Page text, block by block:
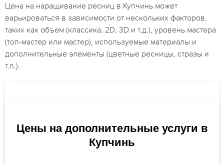
Цена на наращивание ресниц в Купчинь может
варьироваться в зависимости от нескольких факторов,
таких как объем (классика, 2D, 3D и т.д.), уровень мастера
(топ-мастер или мастер), используемые материалы и
дополнительные элементы (цветные ресницы, стразы и
т.п.).
Цены на дополнительные услуги в
Купчинь